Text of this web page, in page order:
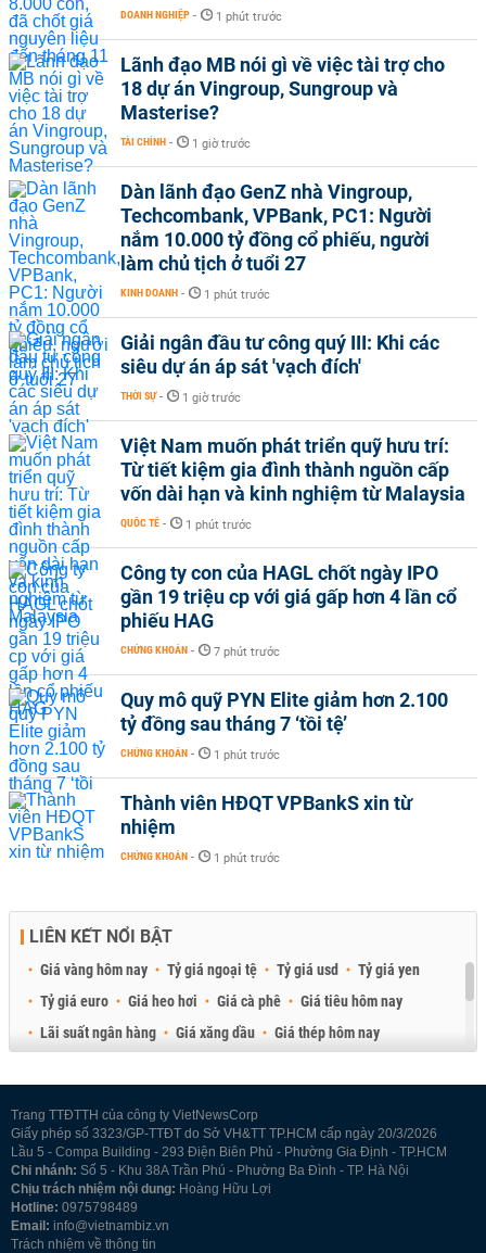
DOANH NGHIỆP - 1 phút trước
Lãnh đạo MB nói gì về việc tài trợ cho
18 dự án Vingroup, Sungroup và
Masterise?
TÀI CHÍNH - 1 giờ trước
Dàn lãnh đạo GenZ nhà Vingroup,
Techcombank, VPBank, PC1: Người
nắm 10.000 tỷ đồng cổ phiếu, người
làm chủ tịch ở tuổi 27
KINH DOANH - 1 phút trước
Giải ngân đầu tư công quý III: Khi các
siêu dự án áp sát 'vạch đích'
THỜI SỰ - 1 giờ trước
Việt Nam muốn phát triển quỹ hưu trí:
Từ tiết kiệm gia đình thành nguồn cấp
vốn dài hạn và kinh nghiệm từ Malaysia
QUỐC TẾ - 1 phút trước
Công ty con của HAGL chốt ngày IPO
gần 19 triệu cp với giá gấp hơn 4 lần cổ
phiếu HAG
CHỨNG KHOÁN - 7 phút trước
Quy mô quỹ PYN Elite giảm hơn 2.100
tỷ đồng sau tháng 7 ‘tồi tệ’
CHỨNG KHOÁN - 1 phút trước
Thành viên HĐQT VPBankS xin từ
nhiệm
CHỨNG KHOÁN - 1 phút trước
LIÊN KẾT NỔI BẬT
Giá vàng hôm nay Tỷ giá ngoại tệ Tỷ giá usd
Tỷ giá yen
Tỷ giá euro
Giá heo hơi Giá cà phê
Giá tiêu hôm nay
Lãi suất ngân hàng
Giá xăng dầu
Giá thép hôm nay
Trang TTĐTTH của công ty VietNewsCorp
Giấy phép số 3323/GP-TTĐT do Sở VH&TT TP.HCM cấp ngày 20/3/2026
Lầu 5 - Compa Building - 293 Điện Biên Phủ - Phường Gia Định - TP.HCM
Chi nhánh: Số 5 - Khu 38A Trần Phú - Phường Ba Đình - TP. Hà Nội
Chịu trách nhiệm nội dung: Hoàng Hữu Lợi
Hotline: 0975798489
Email: info@vietnambiz.vn
Trách nhiệm về thông tin